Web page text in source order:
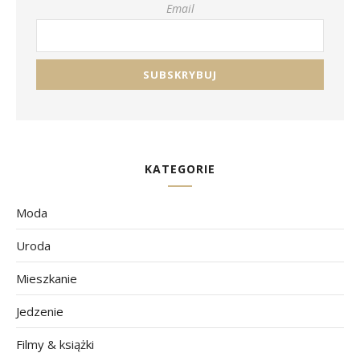
Email
KATEGORIE
Moda
Uroda
Mieszkanie
Jedzenie
Filmy & książki